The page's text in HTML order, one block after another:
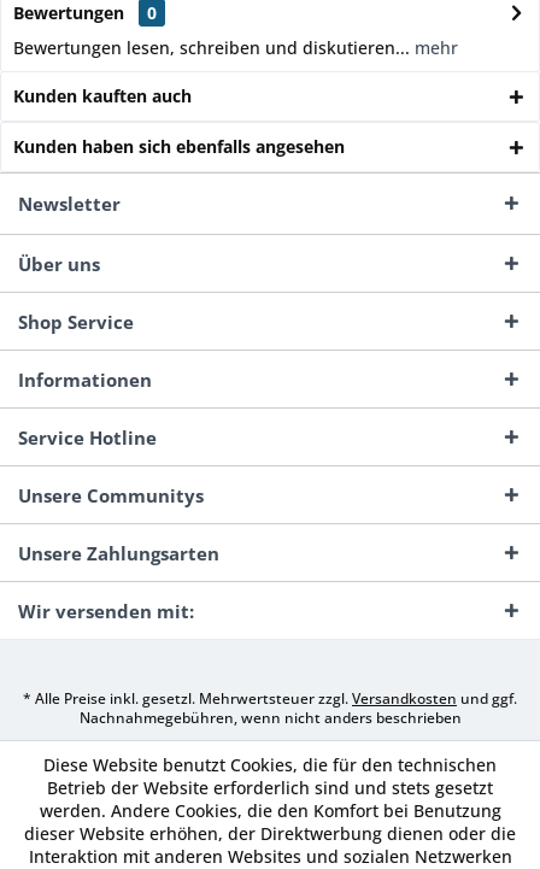
Bewertungen
0
Bewertungen lesen, schreiben und diskutieren... mehr
Kunden kauften auch
Kunden haben sich ebenfalls angesehen
Newsletter
Über uns
Shop Service
Informationen
Service Hotline
Unsere Communitys
Unsere Zahlungsarten
Wir versenden mit:
* Alle Preise inkl. gesetzl. Mehrwertsteuer zzgl.Versandkosten und ggf.
Nachnahmegebühren, wenn nicht anders beschrieben
Diese Website benutzt Cookies, die für den technischen
Betrieb der Website erforderlich sind und stets gesetzt
werden. Andere Cookies, die den Komfort bei Benutzung
dieser Website erhöhen, der Direktwerbung dienen oder die
Interaktion mit anderen Websites und sozialen Netzwerken